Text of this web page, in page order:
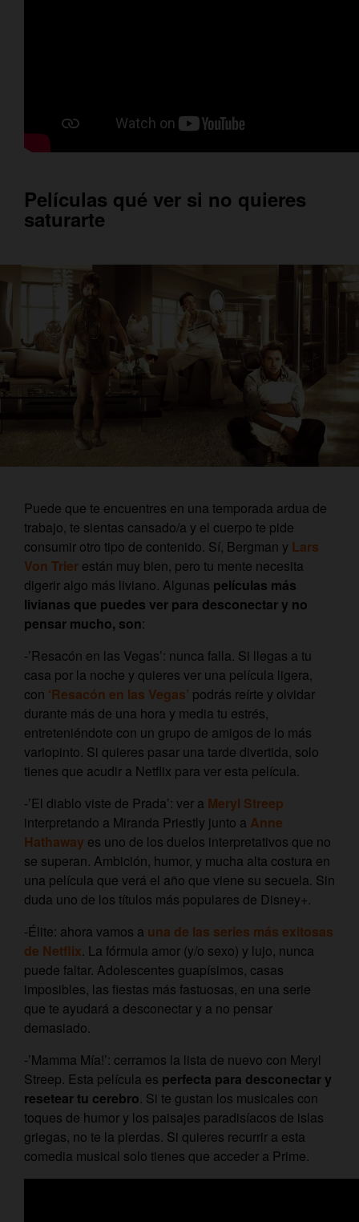
Películas qué ver si no quieres
saturarte
Puede que te encuentres en una temporada ardua de
trabajo, te sientas cansado/a y el cuerpo te pide
consumir otro tipo de contenido. Sí, Bergman y Lars
Von Trier están muy bien, pero tu mente necesita
digerir algo más liviano. Algunas películas más
livianas que puedes ver para desconectar y no
pensar mucho, son:
-’Resacón en las Vegas’: nunca falla. Si llegas a tu
casa por la noche y quieres ver una película ligera,
con ‘Resacón en las Vegas’ podrás reírte y olvidar
durante más de una hora y media tu estrés,
entreteniéndote con un grupo de amigos de lo más
variopinto. Si quieres pasar una tarde divertida, solo
tienes que acudir a Netflix para ver esta película.
-’El diablo viste de Prada’: ver a Meryl Streep
interpretando a Miranda Priestly junto a Anne
Hathaway es uno de los duelos interpretativos que no
se superan. Ambición, humor, y mucha alta costura en
una película que verá el año que viene su secuela. Sin
duda uno de los títulos más populares de Disney+.
-Élite: ahora vamos a una de las series más exitosas
de Netflix. La fórmula amor (y/o sexo) y lujo, nunca
puede faltar. Adolescentes guapísimos, casas
imposibles, las fiestas más fastuosas, en una serie
que te ayudará a desconectar y a no pensar
demasiado.
-’Mamma Mía!’: cerramos la lista de nuevo con Meryl
Streep. Esta película es perfecta para desconectar y
resetear tu cerebro. Si te gustan los musicales con
toques de humor y los paisajes paradisíacos de islas
griegas, no te la pierdas. Si quieres recurrir a esta
comedia musical solo tienes que acceder a Prime.